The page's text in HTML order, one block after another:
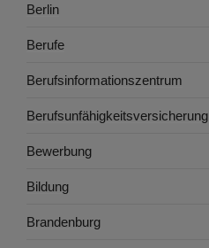
Berlin
Berufe
Berufsinformationszentrum
Berufsunfähigkeitsversicherung
Bewerbung
Bildung
Brandenburg